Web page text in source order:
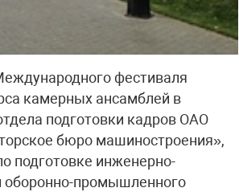
фестиваля
камерных ансамблей в
подготовки кадров ОАО
бюро машиностроения»,
подготовке инженерно-
оборонно-промышленного